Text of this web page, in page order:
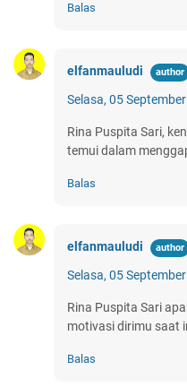
Balas
elfanmauludi
Selasa, 05
Rina Puspita Sari,
temui dalam
Balas
elfanmauludi
Selasa, 05
Rina Puspita Sari
motivasi dirimu saat
Balas